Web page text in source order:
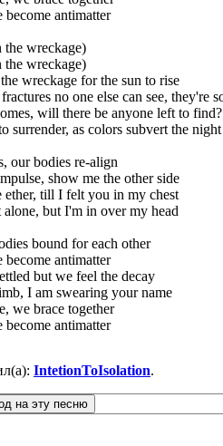
antimatter
wreckage)
wreckage)
wreckage for the sun to rise
no one else can see, they're
will there be anyone left to find?
surrender, as colors subvert the night
our bodies re-align
show me the other side
ether, till I felt you in my chest
but I'm in over my head
bound for each other
antimatter
but we feel the decay
I am swearing your name
we brace together
antimatter
IntetionToIsolation.